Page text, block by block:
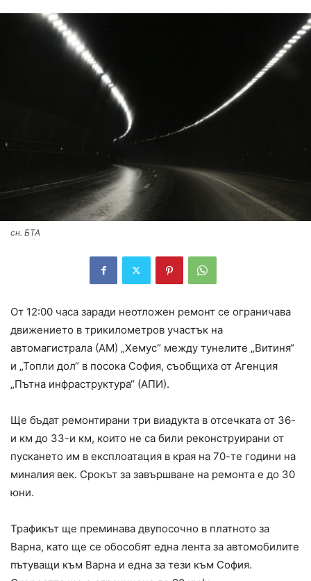
сн. БТА
От 12:00 часа заради неотложен ремонт се ограничава
движението в трикилометров участък на
автомагистрала (АМ) „Хемус“ между тунелите „Витиня“
и „Топли дол“ в посока София, съобщиха от Агенция
„Пътна инфраструктура“ (АПИ).
Ще бъдат ремонтирани три виадукта в отсечката от 36-
и км до 33-и км, които не са били реконструирани от
пускането им в експлоатация в края на 70-те години на
миналия век. Срокът за завършване на ремонта е до 30
юни.
Трафикът ще преминава двупосочно в платното за
Варна, като ще се обособят една лента за автомобилите
пътуващи към Варна и една за тези към София.